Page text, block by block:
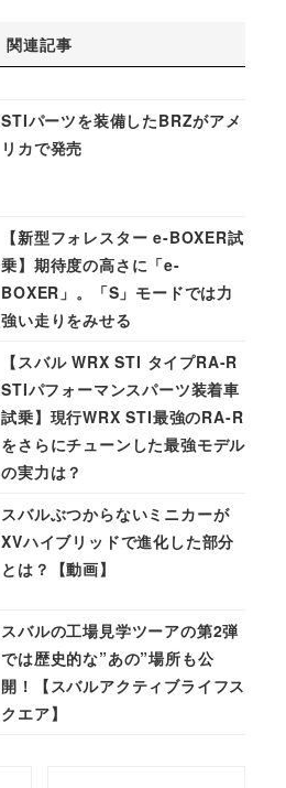
関連記事
STIパーツを装備したBRZがアメ
リカで発売
【新型フォレスター e-BOXER試
乗】期待度の高さに「e-
BOXER」。「S」モードでは力
強い走りをみせる
【スバル WRX STI タイプRA-R
STIパフォーマンスパーツ装着車
試乗】現行WRX STI最強のRA-R
をさらにチューンした最強モデル
の実力は？
スバルぶつからないミニカーが
XVハイブリッドで進化した部分
とは？【動画】
スバルの工場見学ツーアの第2弾
では歴史的な”あの”場所も公
開！【スバルアクティブライフス
クエア】